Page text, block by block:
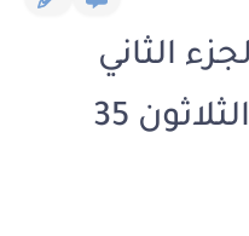
الثاني
الفصل الخامس والثلاثون 35